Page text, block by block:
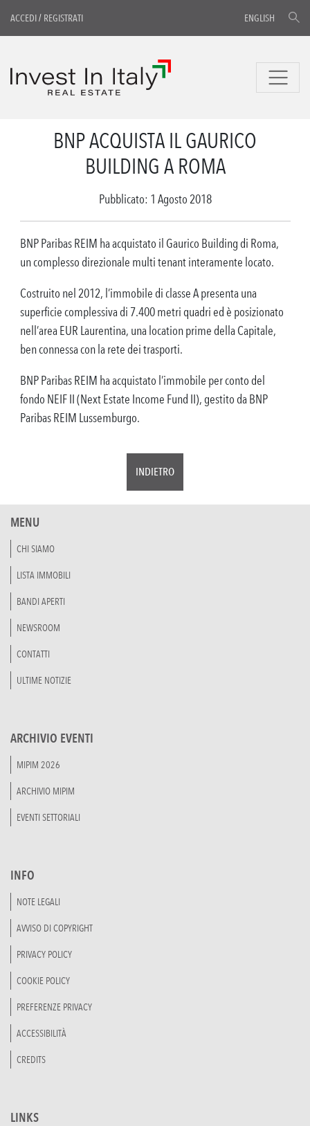
ACCEDI/ REGISTRATI ENGLISH
BNP ACQUISTA IL GAURICO
BUILDING A ROMA
Pubblicato: 1 Agosto 2018
BNP Paribas REIM ha acquistato il Gaurico Building di Roma,
un complesso direzionale multi tenant interamente locato.
Costruito nel 2012, l’immobile di classe A presenta una
superficie complessiva di 7.400 metri quadri ed è posizionato
nell’area EUR Laurentina, una location prime della Capitale,
ben connessa con la rete dei trasporti.
BNP Paribas REIM ha acquistato l’immobile per conto del
fondo NEIF II (Next Estate Income Fund II), gestito da BNP
Paribas REIM Lussemburgo.
INDIETRO
MENU
CHI SIAMO
LISTA IMMOBILI
BANDI APERTI
NEWSROOM
CONTATTI
ULTIME NOTIZIE
ARCHIVIO EVENTI
MIPIM 2026
ARCHIVIO MIPIM
EVENTI SETTORIALI
INFO
NOTE LEGALI
AVVISO DI COPYRIGHT
PRIVACY POLICY
COOKIE POLICY
PREFERENZE PRIVACY
ACCESSIBILITÀ
CREDITS
LINKS